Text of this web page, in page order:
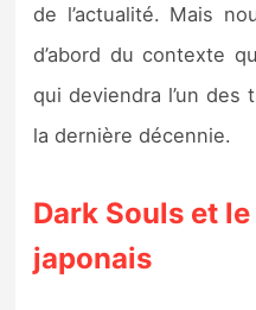
de l’actualité. Mais
d’abord du contexte
qui deviendra l’un
la dernière décennie.
Dark Souls et
japonais